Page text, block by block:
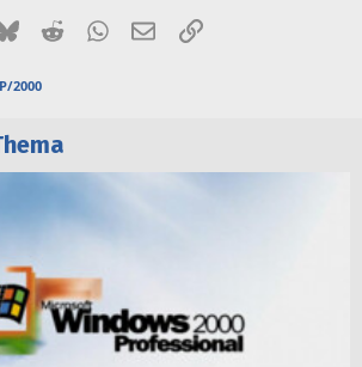
BlueskyRedditWhatsApp
E-MailLink
2000